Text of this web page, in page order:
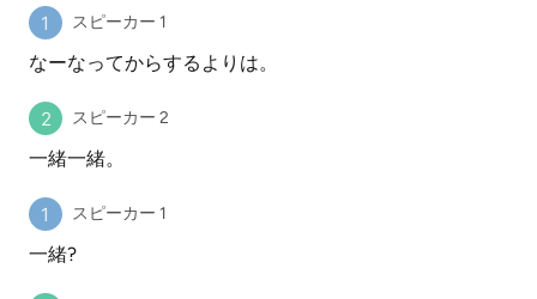
スピーカー 1
なーなってからするよりは。
スピーカー 2
一緒一緒。
スピーカー 1
一緒?